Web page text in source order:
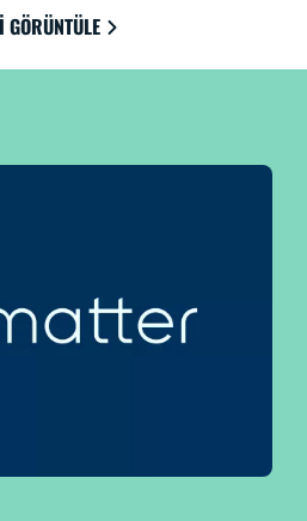
almanızı sağlar. Son
Google Home, Amazon
ile uyumludur.